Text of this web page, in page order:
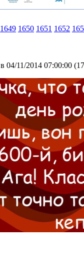
1649 1650 1651 1652
в 04/11/2014 07:00:00 (